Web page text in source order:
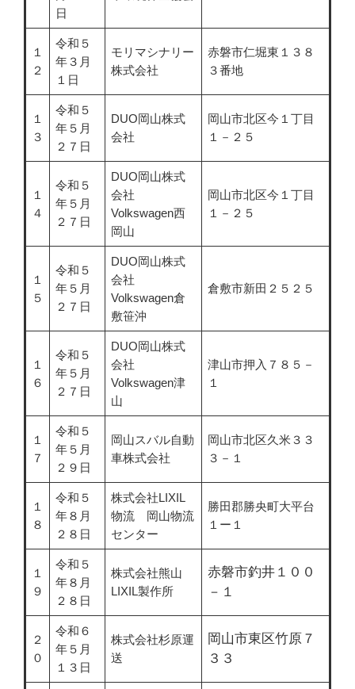
日
１
２
令和５
年３月
１日
モリマシナリー
株式会社
赤磐市仁堀東１３８
３番地
１
３
令和５
年５月
２７日
DUO岡山株式
会社
岡山市北区今１丁目
１－２５
１
４
令和５
年５月
２７日
DUO岡山株式
会社
Volkswagen西
岡山
岡山市北区今１丁目
１－２５
１
５
令和５
年５月
２７日
DUO岡山株式
会社
Volkswagen倉
敷笹沖
倉敷市新田２５２５
１
６
令和５
年５月
２７日
DUO岡山株式
会社
Volkswagen津
山
津山市押入７８５－
１
１
７
令和５
年５月
２９日
岡山スバル自動
車株式会社
岡山市北区久米３３
３－１
１
８
令和５
年８月
２８日
株式会社LIXIL
物流 岡山物流
センター
勝田郡勝央町大平台
１ー１
１
９
令和５
年８月
２８日
株式会社熊山
LIXIL製作所
赤磐市釣井１００
－１
２
０
令和６
年５月
１３日
株式会社杉原運
送
岡山市東区竹原７
３３